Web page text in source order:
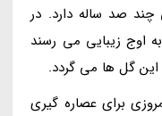
چند صد ساله دارد. در
اوج زیبایی می رسند
این گل ها می گردد.
برای عصاره گیری